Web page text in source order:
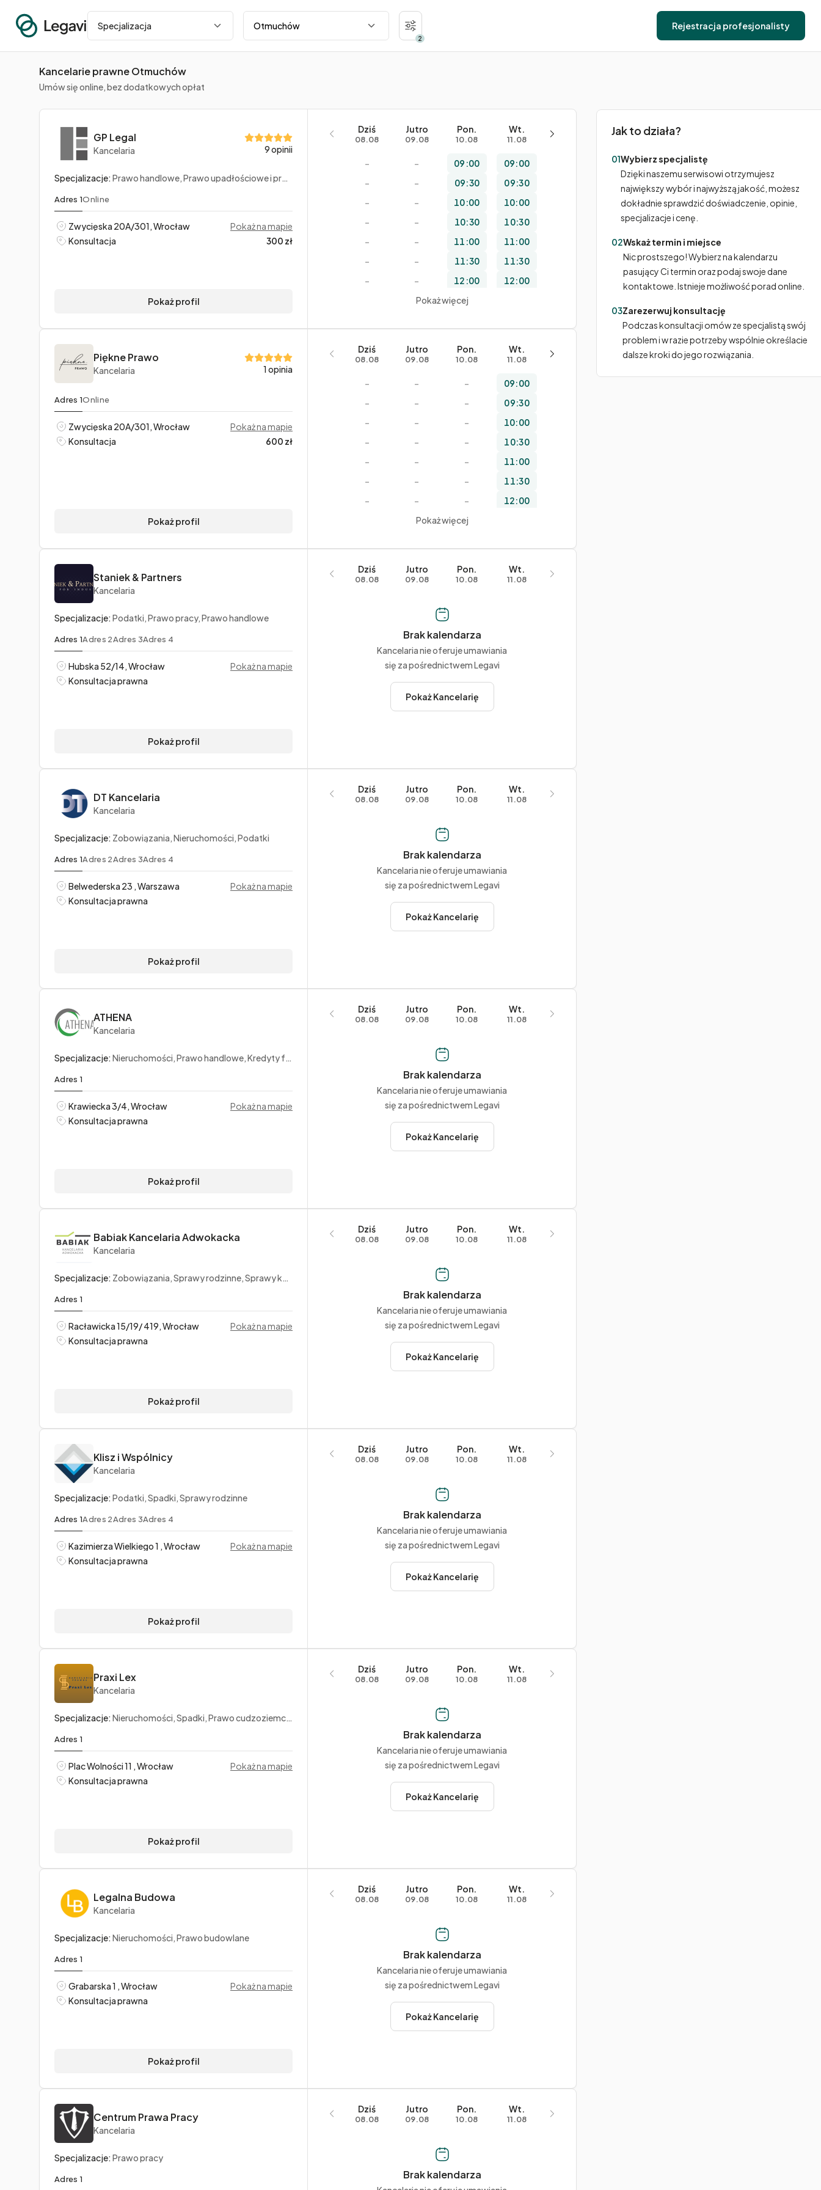
Specjalizacja
Miasto
2
Rejestracja profesjonalisty
Kancelarie prawne Otmuchów
Umów się online, bez dodatkowych opłat
GP Legal
Kancelaria 9 opinii
Specjalizacje: Prawo handlowe, Prawo upadłościowe i prawo restrukturyzacyjne, Kredyty frankowe, walutowe
Adres 1Online
Zwycięska 20A/301, Wrocław
Pokaż na mapie
Konsultacja
300 zł
Pokaż profil
Dziś
08.08
Jutro
09.08
Pon.
10.08
Wt.
11.08
–
–
–
–
–
–
–
–
–
–
–
–
–
–
–
09:00
09:30
10:00
10:30
11:00
11:30
12:00
12:30
09:00
09:30
10:00
10:30
11:00
11:30
12:00
Pokaż więcej
Piękne Prawo
Kancelaria 1 opinia
Adres 1Online
Zwycięska 20A/301, Wrocław
Pokaż na mapie
Konsultacja
600 zł
Pokaż profil
Dziś
08.08
Jutro
09.08
Pon.
10.08
Wt.
11.08
–
–
–
–
–
–
–
–
–
–
–
–
–
–
–
–
–
–
–
–
–
09:00
09:30
10:00
10:30
11:00
11:30
12:00
Pokaż więcej
Staniek & Partners
Kancelaria
Specjalizacje: Podatki, Prawo pracy, Prawo handlowe
Adres 1Adres 2Adres 3Adres 4
Hubska 52/14, Wrocław
Pokaż na mapie
Konsultacja prawna
Pokaż profil
Dziś
08.08
Jutro
09.08
Pon.
10.08
Wt.
11.08
Brak kalendarza
Kancelaria nie oferuje umawiania
się za pośrednictwem Legavi
Pokaż Kancelarię
DT Kancelaria
Kancelaria
Specjalizacje: Zobowiązania, Nieruchomości, Podatki
Adres 1Adres 2Adres 3Adres 4
Belwederska 23 , Warszawa
Pokaż na mapie
Konsultacja prawna
Pokaż profil
Dziś
08.08
Jutro
09.08
Pon.
10.08
Wt.
11.08
Brak kalendarza
Kancelaria nie oferuje umawiania
się za pośrednictwem Legavi
Pokaż Kancelarię
ATHENA
Kancelaria
Specjalizacje: Nieruchomości, Prawo handlowe, Kredyty frankowe, walutowe
Adres 1
Krawiecka 3/4, Wrocław
Pokaż na mapie
Konsultacja prawna
Pokaż profil
Dziś
08.08
Jutro
09.08
Pon.
10.08
Wt.
11.08
Brak kalendarza
Kancelaria nie oferuje umawiania
się za pośrednictwem Legavi
Pokaż Kancelarię
Babiak Kancelaria Adwokacka
Kancelaria
Specjalizacje: Zobowiązania, Sprawy rodzinne, Sprawy karne
Adres 1
Racławicka 15/19/ 419, Wrocław
Pokaż na mapie
Konsultacja prawna
Pokaż profil
Dziś
08.08
Jutro
09.08
Pon.
10.08
Wt.
11.08
Brak kalendarza
Kancelaria nie oferuje umawiania
się za pośrednictwem Legavi
Pokaż Kancelarię
Klisz i Wspólnicy
Kancelaria
Specjalizacje: Podatki, Spadki, Sprawy rodzinne
Adres 1Adres 2Adres 3Adres 4
Kazimierza Wielkiego 1 , Wrocław
Pokaż na mapie
Konsultacja prawna
Pokaż profil
Dziś
08.08
Jutro
09.08
Pon.
10.08
Wt.
11.08
Brak kalendarza
Kancelaria nie oferuje umawiania
się za pośrednictwem Legavi
Pokaż Kancelarię
Praxi Lex
Kancelaria
Specjalizacje: Nieruchomości, Spadki, Prawo cudzoziemców i wizy
Adres 1
Plac Wolności 11 , Wrocław
Pokaż na mapie
Konsultacja prawna
Pokaż profil
Dziś
08.08
Jutro
09.08
Pon.
10.08
Wt.
11.08
Brak kalendarza
Kancelaria nie oferuje umawiania
się za pośrednictwem Legavi
Pokaż Kancelarię
Legalna Budowa
Kancelaria
Specjalizacje: Nieruchomości, Prawo budowlane
Adres 1
Grabarska 1 , Wrocław
Pokaż na mapie
Konsultacja prawna
Pokaż profil
Dziś
08.08
Jutro
09.08
Pon.
10.08
Wt.
11.08
Brak kalendarza
Kancelaria nie oferuje umawiania
się za pośrednictwem Legavi
Pokaż Kancelarię
Centrum Prawa Pracy
Kancelaria
Specjalizacje: Prawo pracy
Adres 1
Dziś
08.08
Jutro
09.08
Pon.
10.08
Wt.
11.08
Brak kalendarza
Jak to działa?
01Wybierz specjalistę
Dzięki naszemu serwisowi otrzymujesz
największy wybór i najwyższą jakość, możesz
dokładnie sprawdzić doświadczenie, opinie,
specjalizacje i cenę.
02Wskaż termin i miejsce
Nic prostszego! Wybierz na kalendarzu
pasujący Ci termin oraz podaj swoje dane
kontaktowe. Istnieje możliwość porad online.
03Zarezerwuj konsultację
Podczas konsultacji omów ze specjalistą swój
problem i w razie potrzeby wspólnie określacie
dalsze kroki do jego rozwiązania.